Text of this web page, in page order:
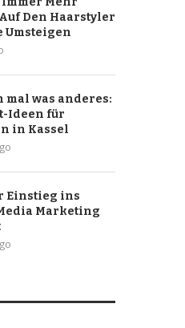
Den Haarstyler
Umsteigen
mal was anderes:
Ideen für
in Kassel
Einstieg ins
Marketing